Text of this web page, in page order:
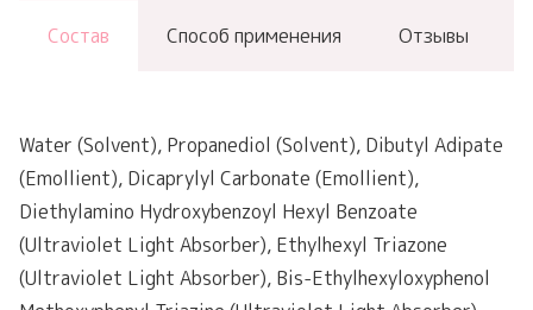
Состав Способ применения Отзывы
Water (Solvent), Propanediol (Solvent), Dibutyl Adipate
(Emollient), Dicaprylyl Carbonate (Emollient),
Diethylamino Hydroxybenzoyl Hexyl Benzoate
(Ultraviolet Light Absorber), Ethylhexyl Triazone
(Ultraviolet Light Absorber), Bis-Ethylhexyloxyphenol